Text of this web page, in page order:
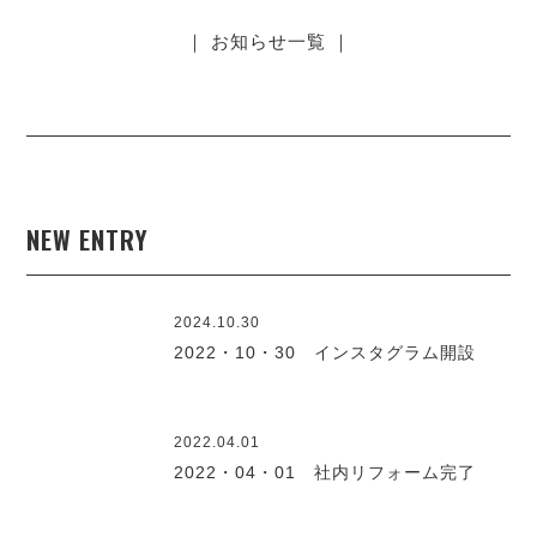
｜ お知らせ一覧 ｜
NEW ENTRY
2024.10.30
2022・10・30 インスタグラム開設
2022.04.01
2022・04・01 社内リフォーム完了